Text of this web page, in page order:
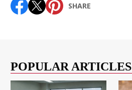
SHARE
POPULAR ARTICLES